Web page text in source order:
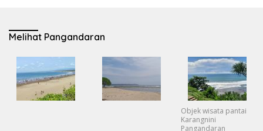
Melihat Pangandaran
Objek wisata pantai
Karangnini
Pangandaran